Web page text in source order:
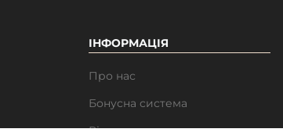
ІНФОРМАЦІЯ
Про нас
Бонусна система
Відгуки
Реєструйся та отримай автоматичну
знижку -15% на перше замовлення